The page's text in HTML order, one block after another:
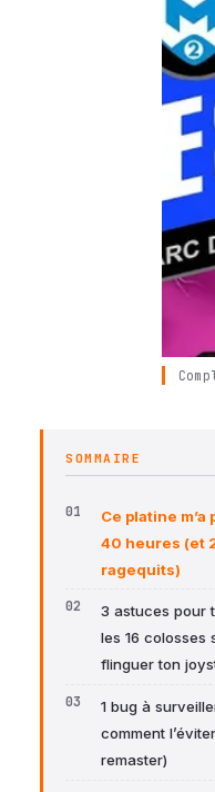
SOMMAIRE
Ce platine m’a
40 heures (et
ragequits)
3 astuces pour
les 16 colosses
flinguer ton
1 bug à
comment
remaster)